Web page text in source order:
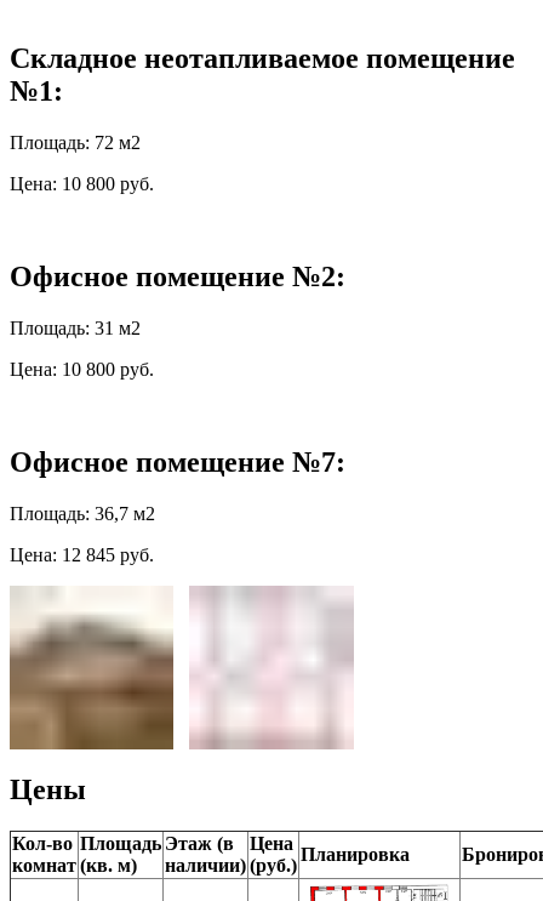
Складное неотапливаемое помещение
№1:
Площадь: 72 м2
Цена: 10 800 руб.
Офисное помещение №2:
Площадь: 31 м2
Цена: 10 800 руб.
Офисное помещение №7:
Площадь: 36,7 м2
Цена: 12 845 руб.
Цены
Кол-во
комнат
Площадь
(кв. м)
Этаж (в
наличии)
Цена
(руб.)
Планировка